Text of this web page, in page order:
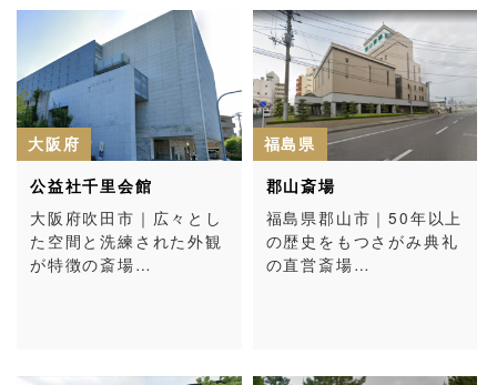
大阪府
公益社千里会館
大阪府吹田市｜広々とし
た空間と洗練された外観
が特徴の斎場…
福島県
郡山斎場
福島県郡山市｜50年以上
の歴史をもつさがみ典礼
の直営斎場…